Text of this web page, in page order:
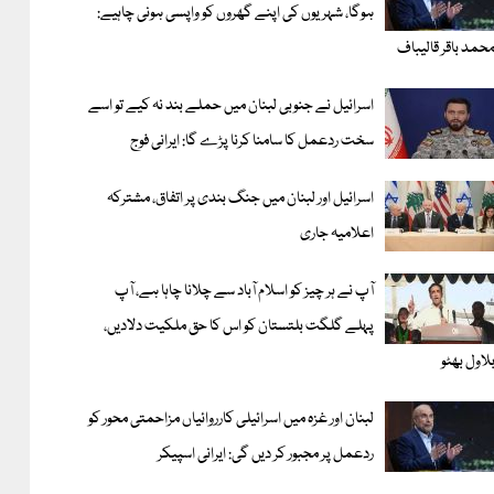
ہوگا، شہریوں کی اپنے گھروں کو واپسی ہونی چاہیے:
محمد باقر قالیباف
اسرائیل نے جنوبی لبنان میں حملے بند نہ کیے تو اسے
سخت ردعمل کا سامنا کرنا پڑے گا: ایرانی فوج
اسرائیل اور لبنان میں جنگ بندی پر اتفاق، مشترکہ
اعلامیہ جاری
آپ نے ہر چیز کو اسلام آباد سے چلانا چاہا ہے، آپ
پہلے گلگت بلتستان کو اس کا حق ملکیت دلادیں،
بلاول بھٹو
لبنان اور غزہ میں اسرائیلی کارروائیاں مزاحمتی محور کو
ردعمل پر مجبور کر دیں گی: ایرانی اسپیکر